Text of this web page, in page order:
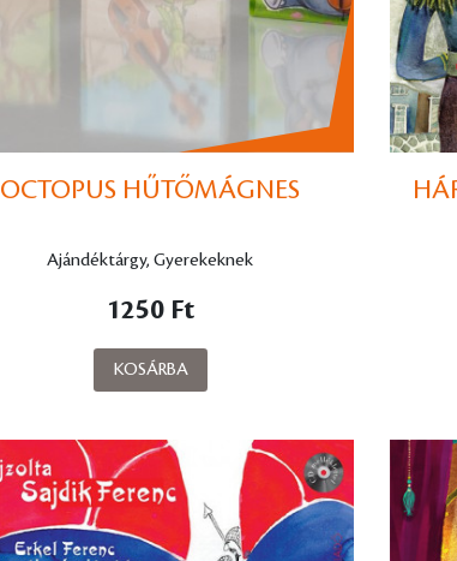
OCTOPUS HŰTŐMÁGNES
Ajándéktárgy, Gyerekeknek
1250 Ft
KOSÁRBA